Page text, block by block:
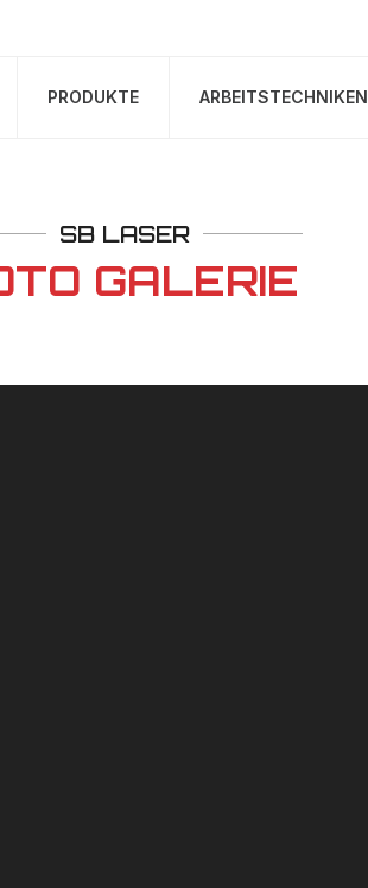
PRODUKTE ARBEITSTECHNIKEN
SB LASER
GALERIE